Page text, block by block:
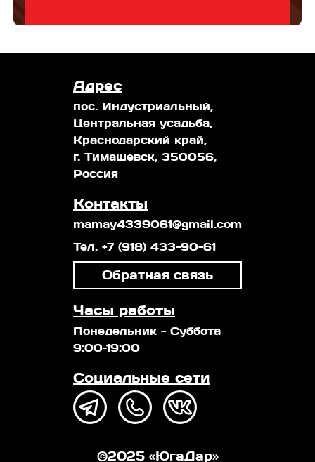
Адрес
пос. Индустриальный,
Центральная усадьба,
Краснодарский край,
г. Тимашевск, 350056,
Россия
Контакты
mamay4339061@gmail.com
Тел. +7 (918) 433-90-61
Обратная связь
Часы работы
Понедельник - Суббота
9:00–19:00
Социальные сети
©2025«ЮгаДар»